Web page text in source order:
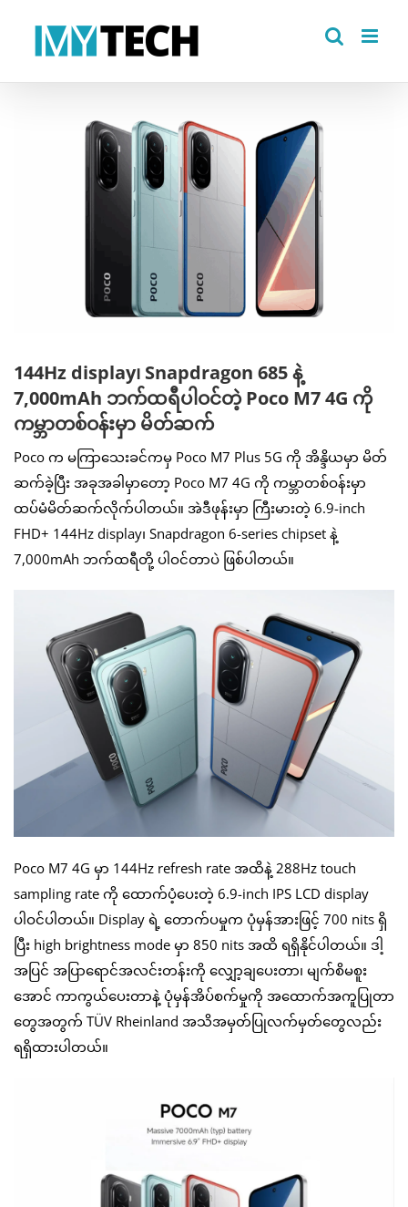
144Hz display၊ Snapdragon 685 နဲ့
7,000mAh ဘက်ထရီပါဝင်တဲ့ Poco M7 4G ကို
ကမ္ဘာတစ်ဝန်းမှာ မိတ်ဆက်
Poco က မကြာသေးခင်ကမှ Poco M7 Plus 5G ကို အိန္ဒိယမှာ မိတ်
ဆက်ခဲ့ပြီး အခုအခါမှာတော့ Poco M7 4G ကို ကမ္ဘာတစ်ဝန်းမှာ
ထပ်မံမိတ်ဆက်လိုက်ပါတယ်။ အဲဒီဖုန်းမှာ ကြီးမားတဲ့ 6.9-inch
FHD+ 144Hz display၊ Snapdragon 6-series chipset နဲ့
7,000mAh ဘက်ထရီတို့ ပါဝင်တာပဲ ဖြစ်ပါတယ်။
Poco M7 4G မှာ 144Hz refresh rate အထိနဲ့ 288Hz touch
sampling rate ကို ထောက်ပံ့ပေးတဲ့ 6.9-inch IPS LCD display
ပါဝင်ပါတယ်။ Display ရဲ့ တောက်ပမှုက ပုံမှန်အားဖြင့် 700 nits ရှိ
ပြီး high brightness mode မှာ 850 nits အထိ ရရှိနိုင်ပါတယ်။ ဒါ့
အပြင် အပြာရောင်အလင်းတန်းကို လျှော့ချပေးတာ၊ မျက်စိမစူး
အောင် ကာကွယ်ပေးတာနဲ့ ပုံမှန်အိပ်စက်မှုကို အထောက်အကူပြုတာ
တွေအတွက် TÜV Rheinland အသိအမှတ်ပြုလက်မှတ်တွေလည်း
ရရှိထားပါတယ်။